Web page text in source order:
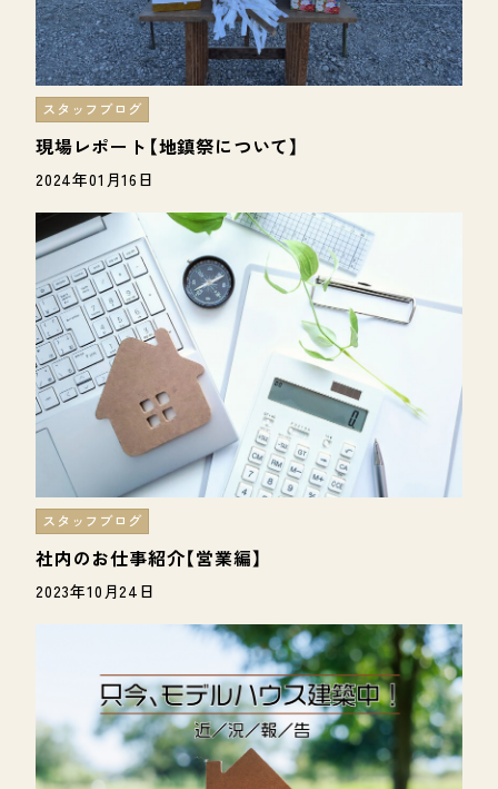
現場レポート【地鎮祭について】
スタッフブログ
2024年01月16日
社内のお仕事紹介【営業編】
スタッフブログ
2023年10月24日